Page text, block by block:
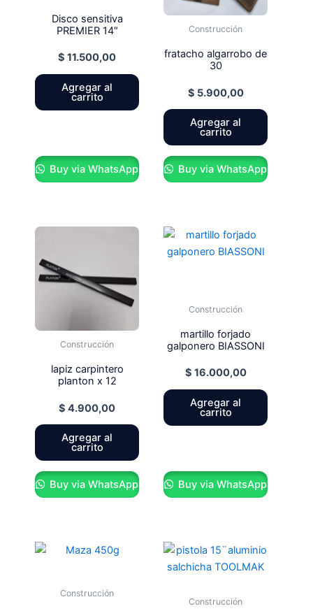
Disco sensitiva
PREMIER 14″
$ 11.500,00
Agregar al
carrito
Buy via WhatsApp
Construcción
fratacho algarrobo de
30
$ 5.900,00
Agregar al
carrito
Buy via WhatsApp
Construcción
lapiz carpintero
planton x 12
$ 4.900,00
Agregar al
carrito
Buy via WhatsApp
Construcción
martillo forjado
galponero BIASSONI
$ 16.000,00
Agregar al
carrito
Buy via WhatsApp
Construcción
Construcción